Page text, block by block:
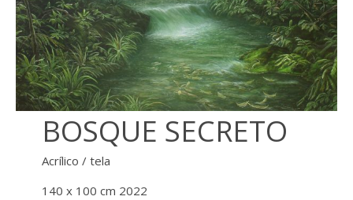
BOSQUE SECRETO
Acrílico / tela
140 x 100 cm 2022